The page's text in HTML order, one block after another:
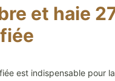
et haie
est indispensable pour